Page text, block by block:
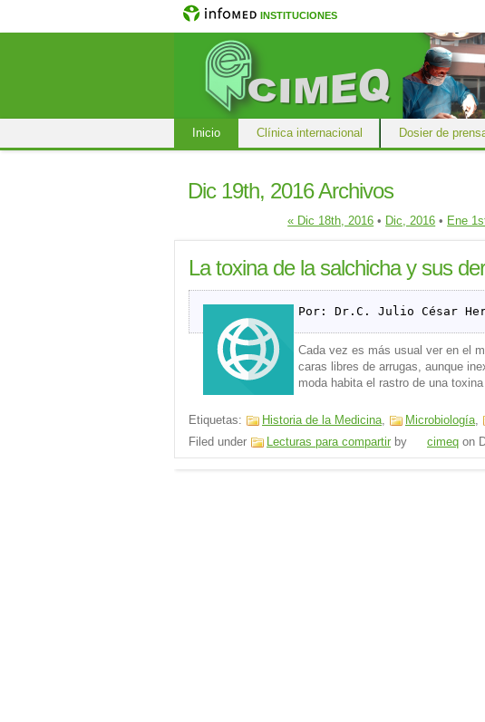
INSTITUCIONES
Inicio Clínica internacional Dosier de
Dic 19th, 2016 Archivos
« Dic 18th, 2016 • Dic, 2016 • Ene
La toxina de la salchicha y sus
Por: Dr.C. Julio César
Cada vez es más usual ver en el
caras libres de arrugas, aunque
moda habita el rastro de una
Etiquetas: Historia de la Medicina, Microbiología,
Filed under
Lecturas para compartir by cimeq on